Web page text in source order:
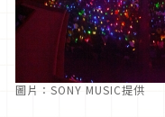
圖片：SONY MUSIC提供